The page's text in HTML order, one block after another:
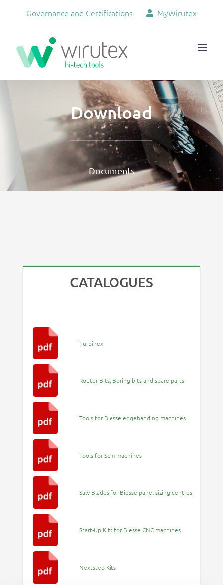
Governance and Certifications MyWirutex
Download
Documents
CATALOGUES
Turbinex
Router Bits, Boring bits and spare parts
Tools for Biesse edgebanding machines
Tools for Scm machines
Saw Blades for Biesse panel sizing centres
Start-Up Kits for Biesse CNC machines
Nextstep Kits